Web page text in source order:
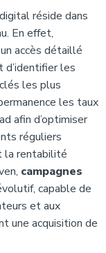
réside dans
En effet,
accès détaillé
d’identifier les
les plus
les taux
afin d’optimiser
réguliers
la rentabilité
campagnes
capable de
et aux
une acquisition de